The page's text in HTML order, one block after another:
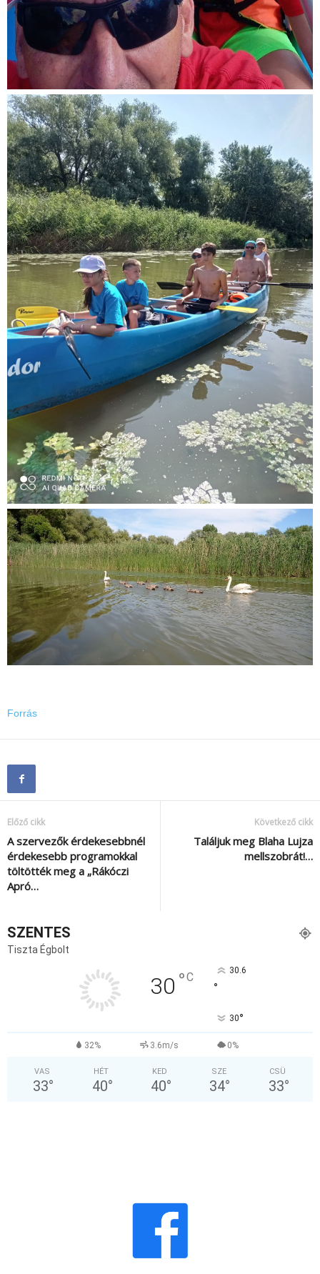
Forrás
Előző cikk
A szervezők érdekesebbnél
érdekesebb programokkal
töltötték meg a „Rákóczi
Apró…
Következő cikk
Találjuk meg Blaha Lujza
mellszobrát!…
SZENTES
Tiszta Égbolt
30 °C 30.6
°
30°
32% 3.6m/s 0%
VAS
33°
HÉT
40°
KED
40°
SZE
34°
CSÜ
33°